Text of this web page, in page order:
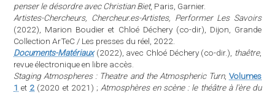
penser le désordre avec Christian Biet, Paris, Garnier.
Artistes-Chercheurs, Chercheur.es-Artistes, Performer Les Savoirs
(2022), Marion Boudier et Chloé Déchery (co-dir), Dijon, Grande
Collection ArTeC / Les presses du réel, 2022.
Documents-Matériaux(2022), avec Chloé Déchery (co-dir.), thaêtre,
revue électronique en libre accès.
Staging Atmospheres : Theatre and the Atmospheric Turn, Volumes
1 et 2 (2020 et 2021) ; Atmosphères en scène : le théâtre à l'ère du